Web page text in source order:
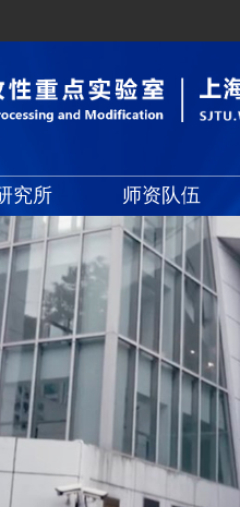
究所 师资队伍